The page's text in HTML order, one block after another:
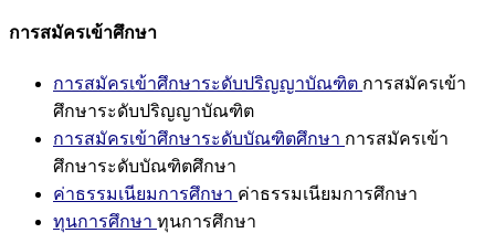
การสมัครเข้าศึกษา
การสมัครเข้าศึกษาระดับปริญญาบัณฑิต การสมัครเข้า
ศึกษาระดับปริญญาบัณฑิต
การสมัครเข้าศึกษาระดับบัณฑิตศึกษา การสมัครเข้า
ศึกษาระดับบัณฑิตศึกษา
ค่าธรรมเนียมการศึกษา ค่าธรรมเนียมการศึกษา
ทุนการศึกษา ทุนการศึกษา